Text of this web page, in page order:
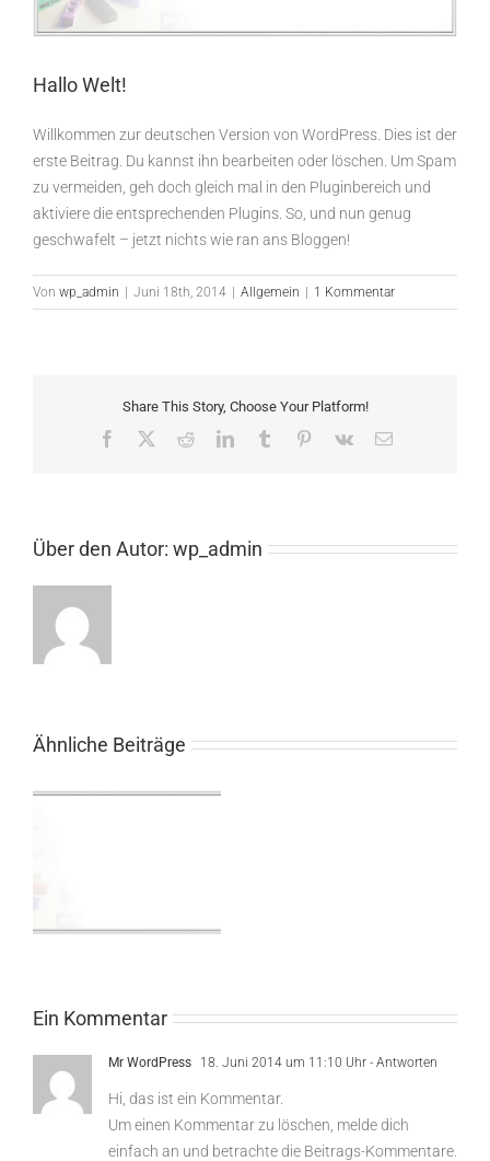
Hallo Welt!
Willkommen zur deutschen Version von WordPress. Dies ist der
erste Beitrag. Du kannst ihn bearbeiten oder löschen. Um Spam
zu vermeiden, geh doch gleich mal in den Pluginbereich und
aktiviere die entsprechenden Plugins. So, und nun genug
geschwafelt – jetzt nichts wie ran ans Bloggen!
Von wp_admin Juni 18th, 2014 Allgemein 1 Kommentar
Share This Story, Choose Your Platform!
Facebook RedditLinkedInTumblr Pinterest
Vk
E-
Über den Autor: wp_admin
Ähnliche Beiträge
Ein Kommentar
Mr WordPress 18. Juni 2014 um 11:10 Uhr - Antworten
Hi, das ist ein Kommentar.
Um einen Kommentar zu löschen, melde dich
einfach an und betrachte die Beitrags-Kommentare.